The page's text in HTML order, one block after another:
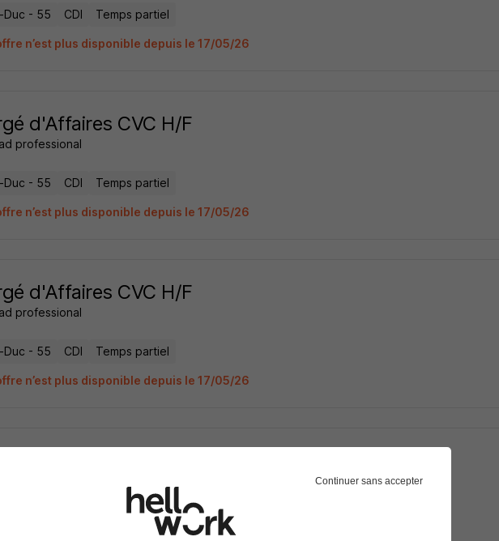
Duc - 55 CDI Temps partiel
n’est plus disponible depuis le 17/05/26
d'Affaires CVC H/F
professional
Duc - 55 CDI Temps partiel
n’est plus disponible depuis le 17/05/26
d'Affaires CVC H/F
professional
Duc - 55 CDI Temps partiel
n’est plus disponible depuis le 17/05/26
Temps partiel
Continuer sans accepter